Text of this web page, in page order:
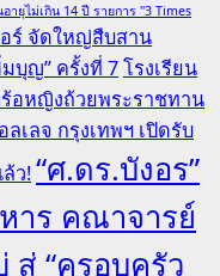
ยุไม่เกิน 14 ปี รายการ "3 Times
ร์ จัดใหญ่สืบสาน
มบุญ” ครั้งที่ 7โรงเรียน
อหญิงถ้วยพระราชทาน
เลจ กรุงเทพฯ เปิดรับ
ว!“ศ.ดร.บังอร”
าร คณาจารย์
“ครอบครัว